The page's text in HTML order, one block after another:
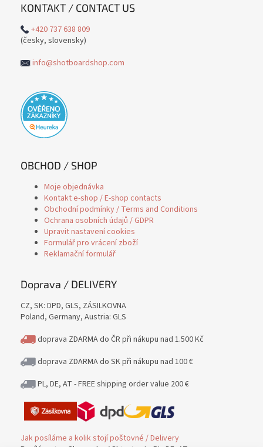
KONTAKT / CONTACT US
+420 737 638 809
(česky, slovensky)
info@shotboardshop.com
OBCHOD / SHOP
Moje objednávka
Kontakt e-shop / E-shop contacts
Obchodní podmínky / Terms and Conditions
Ochrana osobních údajů / GDPR
Upravit nastavení cookies
Formulář pro vrácení zboží
Reklamační formulář
Doprava / DELIVERY
CZ, SK: DPD, GLS, ZÁSILKOVNA
Poland, Germany, Austria: GLS
doprava ZDARMA do ČR při nákupu nad 1.500 Kč
doprava ZDARMA do SK při nákupu nad 100 €
PL, DE, AT - FREE shipping order value 200 €
Jak posíláme a kolik stojí poštovné / Delivery